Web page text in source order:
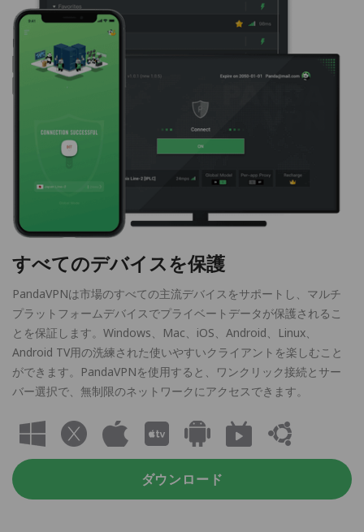
すべてのデバイスを保護
PandaVPNは市場のすべての主流デバイスをサポートし、マルチ
プラットフォームデバイスでプライベートデータが保護されるこ
とを保証します。Windows、Mac、iOS、Android、Linux、
Android TV用の洗練された使いやすいクライアントを楽しむこと
ができます。PandaVPNを使用すると、ワンクリック接続とサー
バー選択で、無制限のネットワークにアクセスできます。
ダウンロード